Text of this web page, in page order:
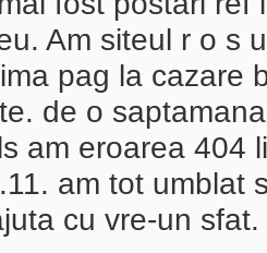
Am siteul r o s
pag la cazare
de o
am eroarea 404
am tot umblat
cu vre-un sfat.